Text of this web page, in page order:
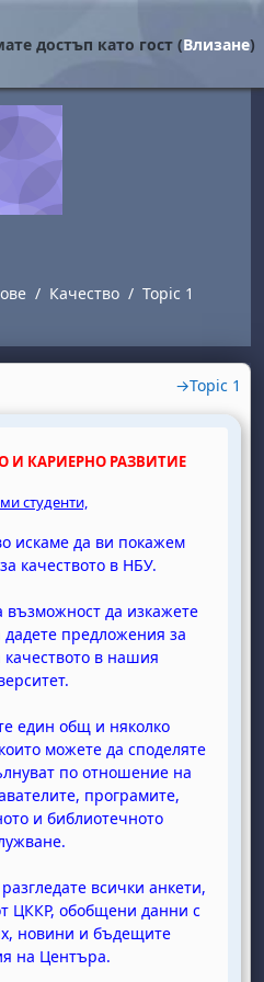
достъп като гост (Влизане)
Качество Topic 1
→Topic 1
И КАРИЕРНО РАЗВИТИЕ
студенти,
искаме да ви покажем
качеството в НБУ.
да изкажете
предложения за
в нашия
един общ и няколко
можете да споделяте
по отношение на
програмите,
и библиотечното
всички анкети,
ЦККР, обобщени данни с
новини и бъдещите
на Центъра.